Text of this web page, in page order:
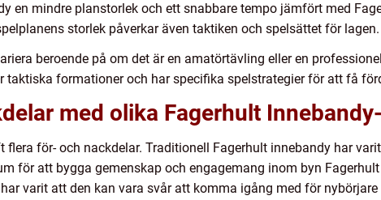
en mindre planstorlek och ett snabbare tempo jämfört med
storlek påverkar även taktiken och spelsättet för lagen.
beroende på om det är en amatörtävling eller en
taktiska formationer och har specifika spelstrategier för att få
med olika Fagerhult
för- och nackdelar. Traditionell Fagerhult innebandy har
för att bygga gemenskap och engagemang inom byn
varit att den kan vara svår att komma igång med för